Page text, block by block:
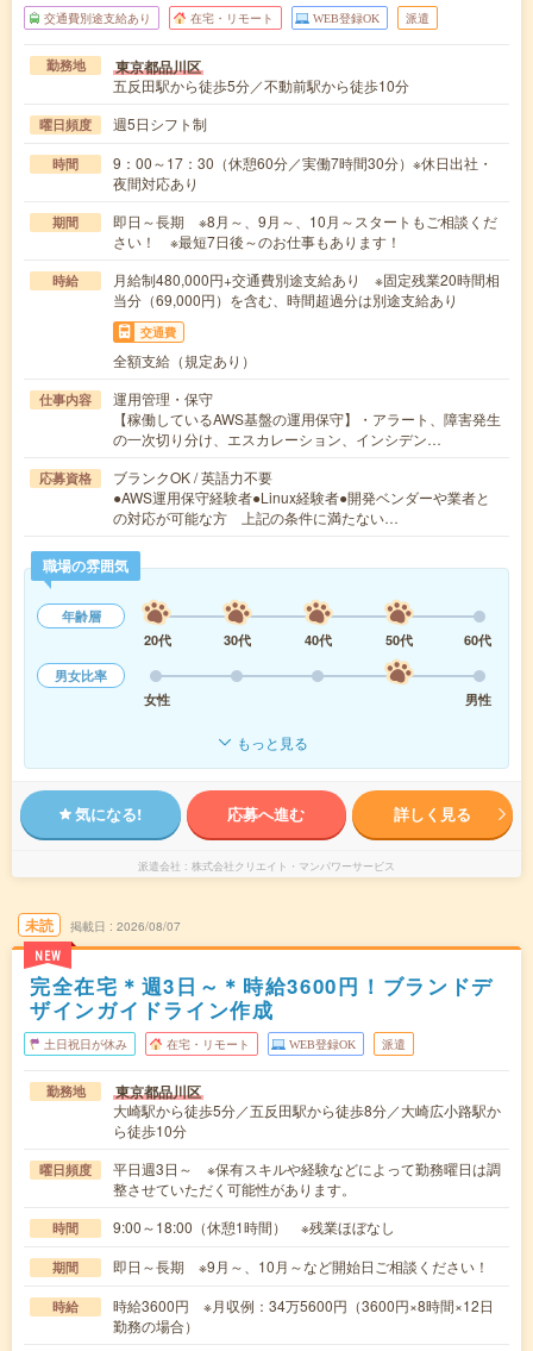
交通費別途支給あり 在宅・リモート WEB登録OK 派遣
勤務地 東京都品川区
五反田駅から徒歩5分／不動前駅から徒歩10分
曜日頻度 週5日シフト制
時間
9：00～17：30（休憩60分／実働7時間30分）※休日出社・
夜間対応あり
期間
即日～長期 ※8月～、9月～、10月～スタートもご相談くだ
さい！ ※最短7日後～のお仕事もあります！
時給
月給制480,000円+交通費別途支給あり ※固定残業20時間相
当分（69,000円）を含む、時間超過分は別途支給あり
交通費
全額支給（規定あり）
仕事内容
運用管理・保守
【稼働しているAWS基盤の運用保守】・アラート、障害発生
の一次切り分け、エスカレーション、インシデン…
応募資格
ブランクOK / 英語力不要
●AWS運用保守経験者●Linux経験者●開発ベンダーや業者と
の対応が可能な方 上記の条件に満たない…
職場の雰囲気
年齢層
20代
30代 40代 50代
60代
男女比率
女性
男性
もっと見る
気になる! 応募へ進む 詳しく見る
派遣会社 株式会社クリエイト・マンパワーサービス
未読
NEW
掲載日 2026/08/07
完全在宅＊週3日～＊時給3600円！ブランドデ
ザインガイドライン作成
土日祝日が休み 在宅・リモート WEB登録OK 派遣
勤務地 東京都品川区
大崎駅から徒歩5分／五反田駅から徒歩8分／大崎広小路駅か
ら徒歩10分
曜日頻度
平日週3日～ ※保有スキルや経験などによって勤務曜日は調
整させていただく可能性があります。
時間 9:00～18:00（休憩1時間） ※残業ほぼなし
期間 即日～長期 ※9月～、10月～など開始日ご相談ください！
時給
時給3600円 ※月収例：34万5600円（3600円×8時間×12日
勤務の場合）